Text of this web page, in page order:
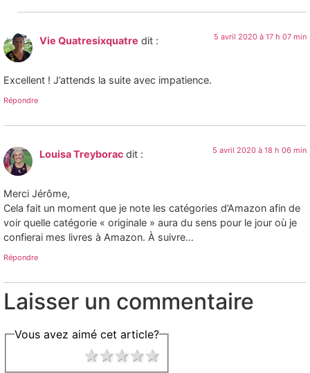
Vie Quatresixquatre dit : 5 avril 2020 à 17 h 07 min
Excellent ! J’attends la suite avec impatience.
Répondre
Louisa Treyborac dit : 5 avril 2020 à 18 h 06 min
Merci Jérôme,
Cela fait un moment que je note les catégories d’Amazon afin de
voir quelle catégorie « originale » aura du sens pour le jour où je
confierai mes livres à Amazon. À suivre…
Répondre
Laisser un commentaire
Vous avez aimé cet article?
4 stars
3 stars
2 stars
1 star